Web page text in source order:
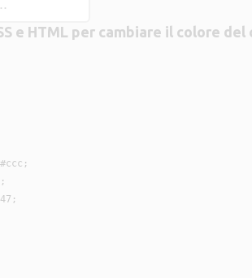
e HTML per cambiare il colore del